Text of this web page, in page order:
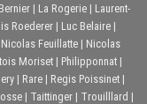
| La Rogerie| Laurent-
Roederer | Luc Belaire |
Nicolas Feuillatte | Nicolas
Moriset| Philipponnat|
| Rare | Regis Poissinet |
| Taittinger | Trouilllard |